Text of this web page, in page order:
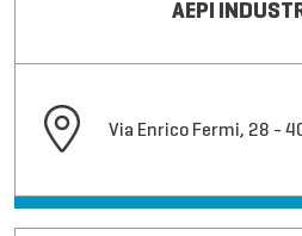
AEPI
Via Enrico Fermi, 28 -